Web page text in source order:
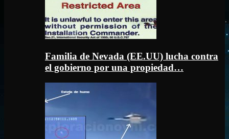
Familia de Nevada (EE.UU) lucha contra
el gobierno por una propiedad…